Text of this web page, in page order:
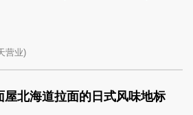
营业)
屋北海道拉面的日式风味地标